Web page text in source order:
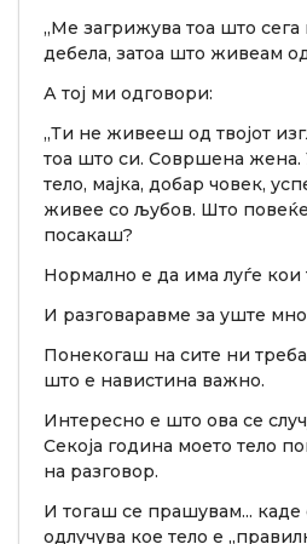
„Ме загрижува тоа што сега
дебела, затоа што живеам од
А тој ми одговори:
„Ти не живееш од твојот
тоа што си. Совршена жена.
тело, мајка, добар човек,
живее со љубов. Што
посакаш?
Нормално е да има луѓе кои
И разговаравме за уште
Понекогаш на сите ни
што е навистина важно.
Интересно е што ова се
Секоја година моето тело
на разговор.
И тогаш се прашувам... каде
одлучува кое тело е